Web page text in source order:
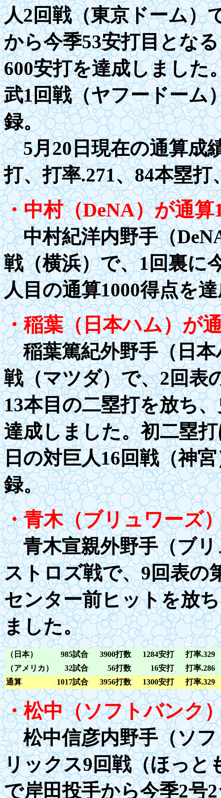
人2回戦（東京ドーム）
から今季53安打目とな
600安打を達成しました
武1回戦（ヤフードーム
録。
5月20日現在の通算成
打、打率.271、84本塁打
・中村（DeNA）が通算
中村紀洋内野手（
戦（横浜）で、1回裏に
人目の通算1000得点を
・稲葉（日本ハム）が
稲葉篤紀外野手（日本
戦（マツダ）で、2回表
13本目の二塁打を放ち
達成しました。初二塁
日の対巨人16回戦（神
録。
・青木（ブリュワーズ
青木宣親外野手（ブリ
ストロズ戦で、9回表の
センター前ヒットを放
ました。
（日本） 985試合 3900打数 1284安打 打率.329
（アメリカ）
32試合 56打数 16安打 打率.286
通算
1017試合 3956打数 1300安打 打率.329
・松中（ソフトバンク
松中信彦内野手（ソフ
リックス9回戦（ほっと
で岸田投手から今季2号2